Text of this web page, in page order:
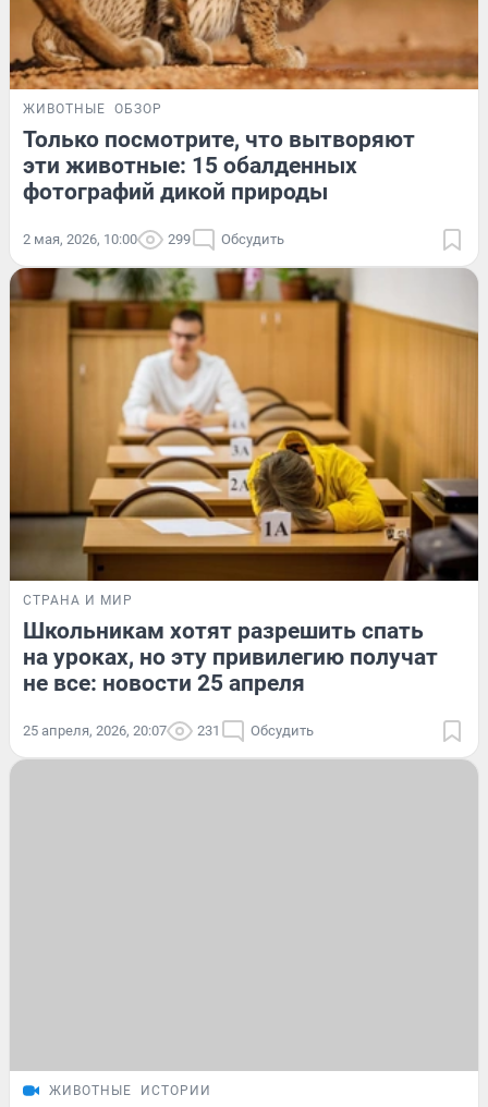
ЖИВОТНЫЕ ОБЗОР
Только посмотрите, что вытворяют
эти животные: 15 обалденных
фотографий дикой природы
2 мая, 2026, 10:00 299 Обсудить
СТРАНА И МИР
Школьникам хотят разрешить спать
на уроках, но эту привилегию получат
не все: новости 25 апреля
25 апреля, 2026, 20:07 231 Обсудить
ЖИВОТНЫЕ ИСТОРИИ